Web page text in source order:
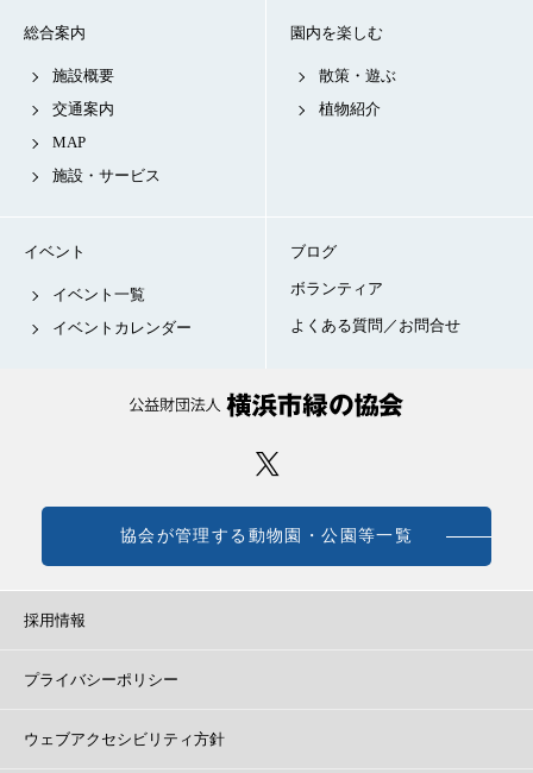
総合案内
施設概要
交通案内
MAP
施設・サービス
園内を楽しむ
散策・遊ぶ
植物紹介
イベント
イベント一覧
イベントカレンダー
ブログ
ボランティア
よくある質問／お問合せ
協会が管理する動物園・公園等一覧
採用情報
プライバシーポリシー
ウェブアクセシビリティ方針